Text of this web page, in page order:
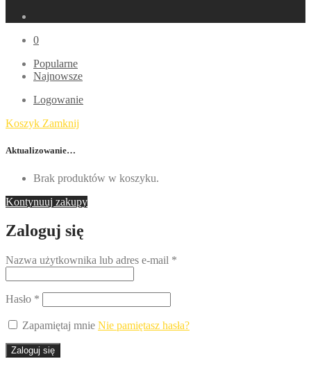
0
Popularne
Najnowsze
Logowanie
Koszyk Zamknij
Aktualizowanie…
Brak produktów w koszyku.
Kontynuuj zakupy
Zaloguj się
Nazwa użytkownika lub adres e-mail *
Hasło *
Zapamiętaj mnie Nie pamiętasz hasła?
Zaloguj się